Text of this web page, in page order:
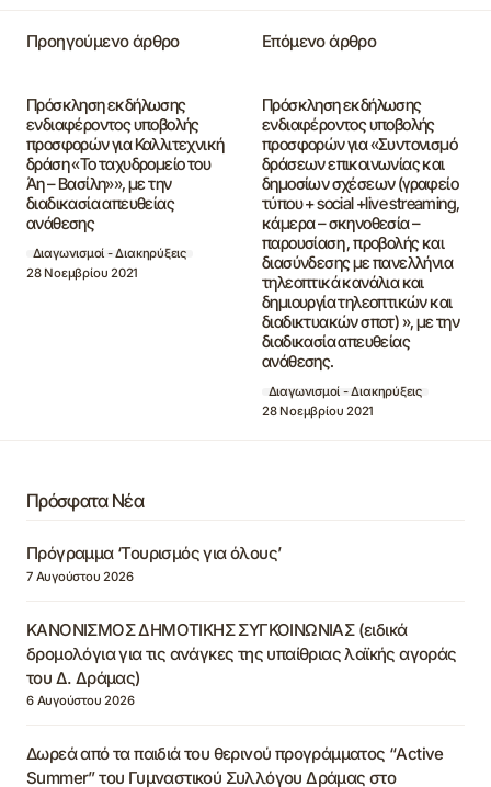
Προηγούμενο άρθρο
Πρόσκληση εκδήλωσης
ενδιαφέροντος υποβολής
προσφορών για Καλλιτεχνική
δράση «Το ταχυδρομείο του
Άη – Βασίλη»», με την
διαδικασία απευθείας
ανάθεσης
Διαγωνισμοί - Διακηρύξεις
28 Νοεμβρίου 2021
Επόμενο άρθρο
Πρόσκληση εκδήλωσης
ενδιαφέροντος υποβολής
προσφορών για «Συντονισμό
δράσεων επικοινωνίας και
δημοσίων σχέσεων (γραφείο
τύπου + social +live streaming,
κάμερα – σκηνοθεσία –
παρουσίαση , προβολής και
διασύνδεσης με πανελλήνια
τηλεοπτικά κανάλια και
δημιουργία τηλεοπτικών και
διαδικτυακών σποτ) », με την
διαδικασία απευθείας
ανάθεσης.
Διαγωνισμοί - Διακηρύξεις
28 Νοεμβρίου 2021
Πρόσφατα Νέα
Πρόγραμμα ‘Τουρισμός για όλους’
7 Αυγούστου 2026
ΚΑΝΟΝΙΣΜΟΣ ΔΗΜΟΤΙΚΗΣ ΣΥΓΚΟΙΝΩΝΙΑΣ (ειδικά
δρομολόγια για τις ανάγκες της υπαίθριας λαϊκής αγοράς
του Δ. Δράμας)
6 Αυγούστου 2026
Δωρεά από τα παιδιά του θερινού προγράμματος “Active
Summer” του Γυμναστικού Συλλόγου Δράμας στο